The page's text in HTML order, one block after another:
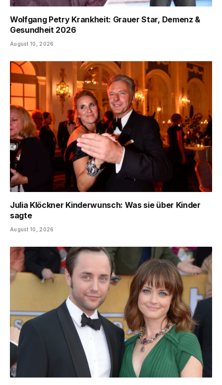
Wolfgang Petry Krankheit: Grauer Star, Demenz &
Gesundheit 2026
August 10, 2026
Julia Klöckner Kinderwunsch: Was sie über Kinder
sagte
August 10, 2026